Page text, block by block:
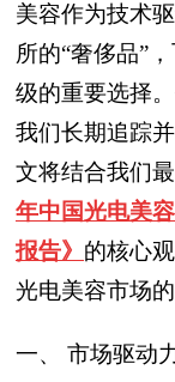
美容作为技术
所的“奢侈品”
级的重要选择
我们长期追踪
文将结合我们
年中国光电美
报告》 的核心
光电美容市场
一、 市场驱动